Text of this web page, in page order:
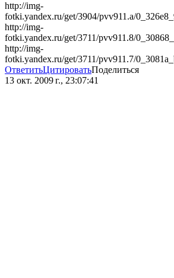
http://img-
fotki.yandex.ru/get/3904/pvv911.a/
http://img-
fotki.yandex.ru/get/3711/pvv911.8/
http://img-
fotki.yandex.ru/get/3711/pvv911.7/
ОтветитьЦитироватьПоделиться
13 окт. 2009 г., 23:07:41